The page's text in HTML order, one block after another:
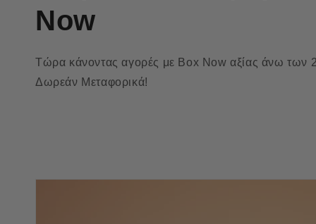
Now
Τώρα κάνοντας αγορές με Box Now αξίας άνω των
Δωρεάν Μεταφορικά!